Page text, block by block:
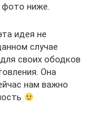
фото ниже.
идея не
случае
своих ободков
Она
нам важно